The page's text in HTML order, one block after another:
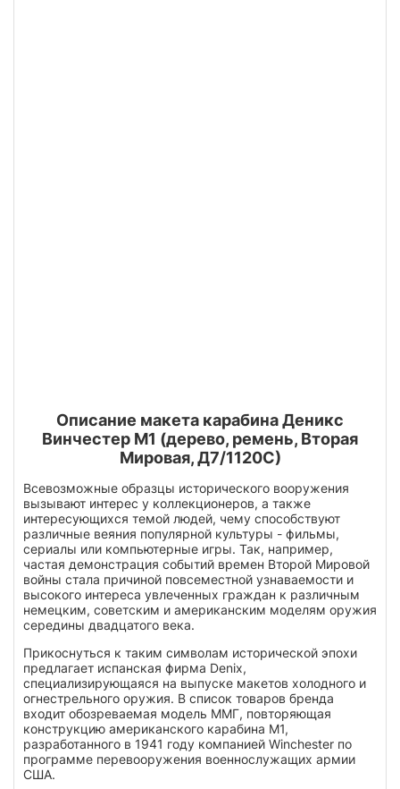
Описание макета карабина Деникс
Винчестер М1 (дерево, ремень, Вторая
Мировая, Д7/1120С)
Всевозможные образцы исторического вооружения
вызывают интерес у коллекционеров, а также
интересующихся темой людей, чему способствуют
различные веяния популярной культуры - фильмы,
сериалы или компьютерные игры. Так, например,
частая демонстрация событий времен Второй Мировой
войны стала причиной повсеместной узнаваемости и
высокого интереса увлеченных граждан к различным
немецким, советским и американским моделям оружия
середины двадцатого века.
Прикоснуться к таким символам исторической эпохи
предлагает испанская фирма Denix,
специализирующаяся на выпуске макетов холодного и
огнестрельного оружия. В список товаров бренда
входит обозреваемая модель ММГ, повторяющая
конструкцию американского карабина M1,
разработанного в 1941 году компанией Winchester по
программе перевооружения военнослужащих армии
США.